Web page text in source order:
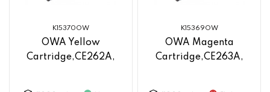
K15370OW
OWA Yellow
Cartridge,CE262A,
K15369OW
OWA Magenta
Cartridge,CE263A,